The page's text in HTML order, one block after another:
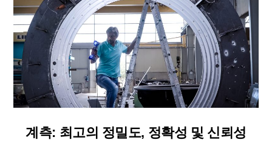
계측: 최고의 정밀도, 정확성 및 신뢰성